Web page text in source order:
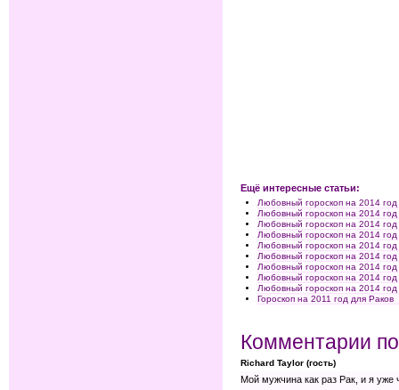
Ещё интересные статьи:
Любовный гороскоп на 2014
Любовный гороскоп на 2014
Любовный гороскоп на 2014
Любовный гороскоп на 2014
Любовный гороскоп на 2014
Любовный гороскоп на 2014
Любовный гороскоп на 2014
Любовный гороскоп на 2014
Любовный гороскоп на 2014
Гороскоп на 2011 год для Раков
Комментарии
Richard Taylor (гость)
Мой мужчина как раз Рак, и я уже